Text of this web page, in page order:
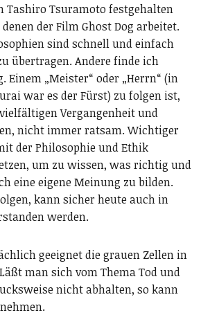
Tashiro Tsuramoto festgehalten
der Film Ghost Dog arbeitet.
sind schnell und einfach
übertragen. Andere finde ich
„Meister“ oder „Herrn“ (in
war es der Fürst) zu folgen ist,
Vergangenheit und
nicht immer ratsam. Wichtiger
der Philosophie und Ethik
um zu wissen, was richtig und
eine eigene Meinung zu bilden.
kann sicher heute auch in
werden.
geeignet die grauen Zellen in
man sich vom Thema Tod und
nicht abhalten, so kann